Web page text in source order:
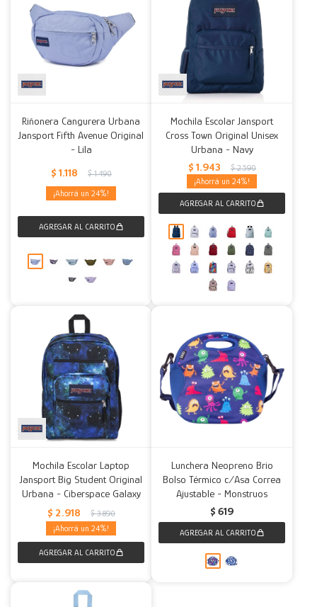
Riñonera Cangurera Urbana
Jansport Fifth Avenue Original
- Lila
$ 1.118 $ 1.490
24
Mochila Escolar Jansport
Cross Town Original Unisex
Urbana - Navy
$ 1.943 $ 2.590
24
Mochila Escolar Laptop
Jansport Big Student Original
Urbana - Ciberspace Galaxy
$ 2.918 $ 3.890
24
Lunchera Neopreno Brio
Bolso Térmico c/Asa Correa
Ajustable - Monstruos
$ 619